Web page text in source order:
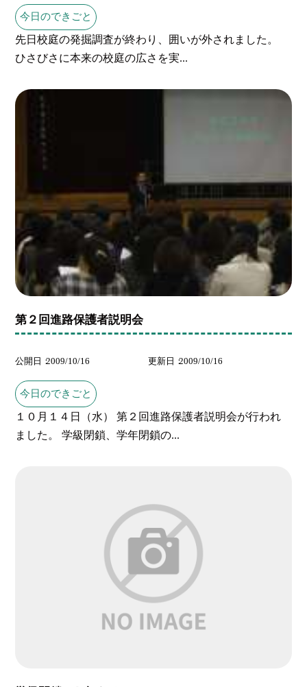
今日のできごと
先日校庭の発掘調査が終わり、囲いが外されました。
ひさびさに本来の校庭の広さを実...
第２回進路保護者説明会
公開日 2009/10/16 更新日 2009/10/16
今日のできごと
１０月１４日（水） 第２回進路保護者説明会が行われ
ました。 学級閉鎖、学年閉鎖の...